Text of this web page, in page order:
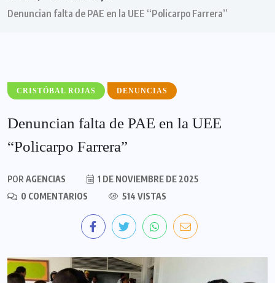
Denuncian falta de PAE en la UEE “Policarpo Farrera”
CRISTÓBAL ROJAS DENUNCIAS
Denuncian falta de PAE en la UEE
“Policarpo Farrera”
POR AGENCIAS
1 DE NOVIEMBRE DE 2025
0 COMENTARIOS
514 VISTAS